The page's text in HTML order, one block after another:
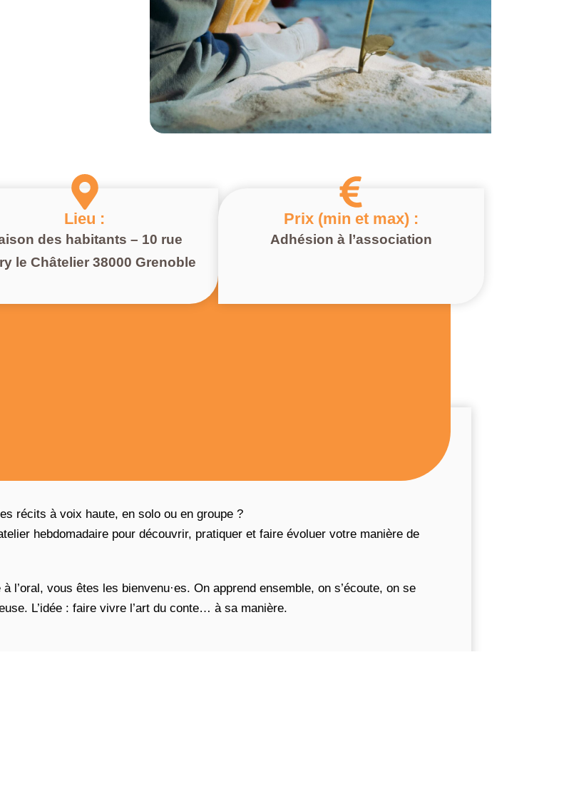
Lieu :
des habitants – 10 rue
le Châtelier 38000 Grenoble
Prix (min et max) :
Adhésion à l’association
récits à voix haute, en solo ou en groupe ?
hebdomadaire pour découvrir, pratiquer et faire évoluer votre manière de
l’oral, vous êtes les bienvenu·es. On apprend ensemble, on s’écoute, on se
L’idée : faire vivre l’art du conte… à sa manière.